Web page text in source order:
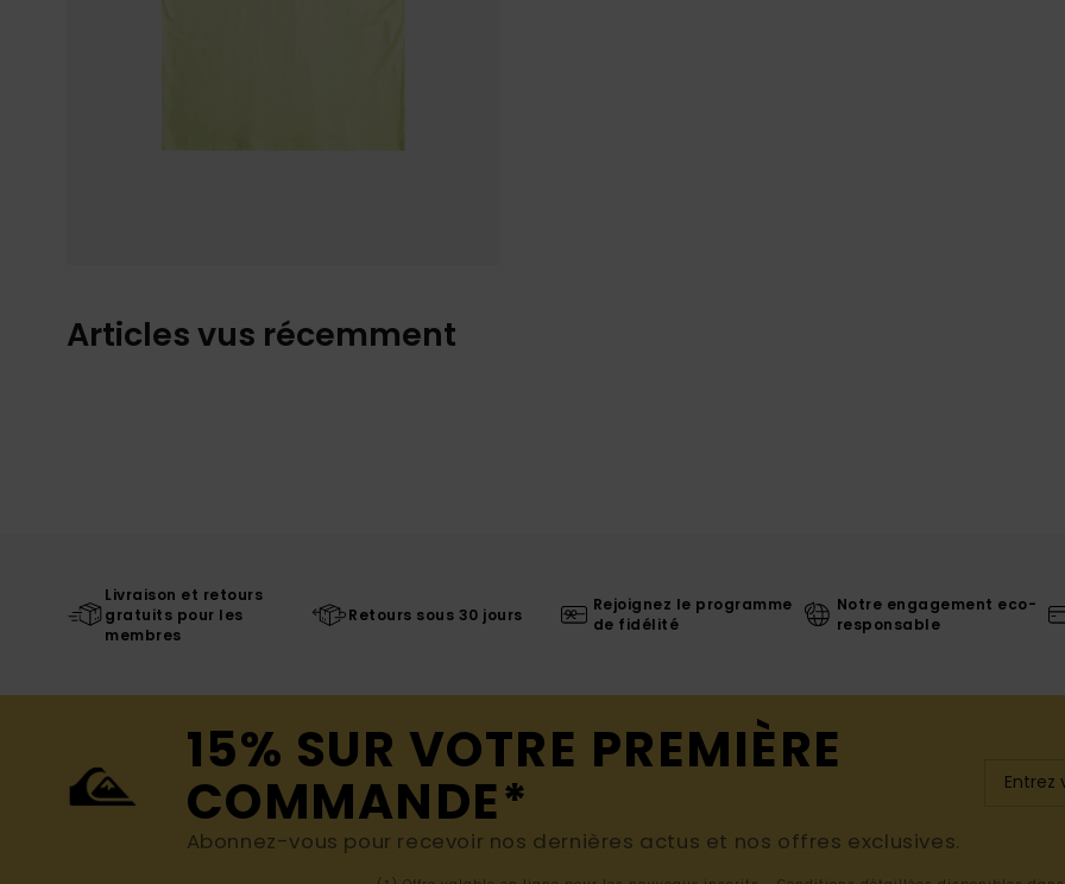
Articles vus récemment
Livraison et retours
gratuits pour les
membres
Retours sous 30 jours
Rejoignez le programme
de fidélité
Notre engagement eco-
responsable
15% SUR VOTRE PREMIÈRE
COMMANDE*
Abonnez-vous pour recevoir nos dernières actus et nos offres exclusives.